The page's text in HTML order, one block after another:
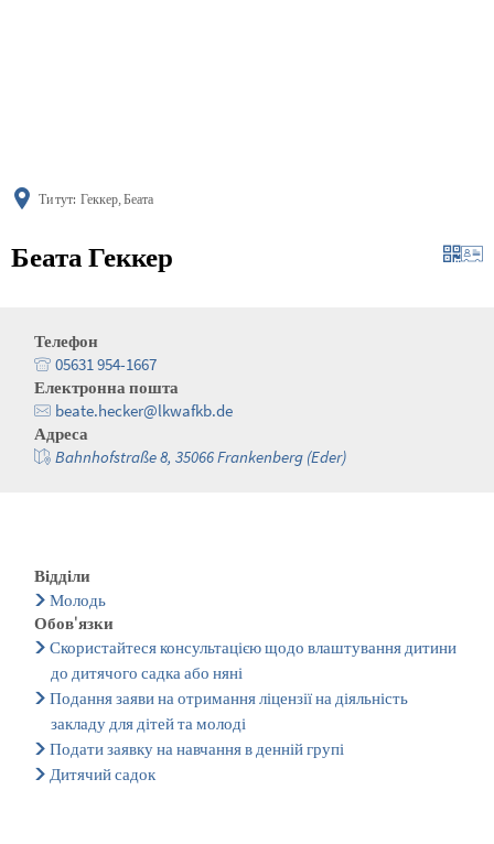
Ти тут: Геккер, Беата
Беата Геккер
Телефон
05631 954-1667
Електронна пошта
beate.hecker@lkwafkb.de
Адреса
Bahnhofstraße 8, 35066 Frankenberg (Eder)
Відділи
Молодь
Обов'язки
Скористайтеся консультацією щодо влаштування дитини
до дитячого садка або няні
Подання заяви на отримання ліцензії на діяльність
закладу для дітей та молоді
Подати заявку на навчання в денній групі
Дитячий садок